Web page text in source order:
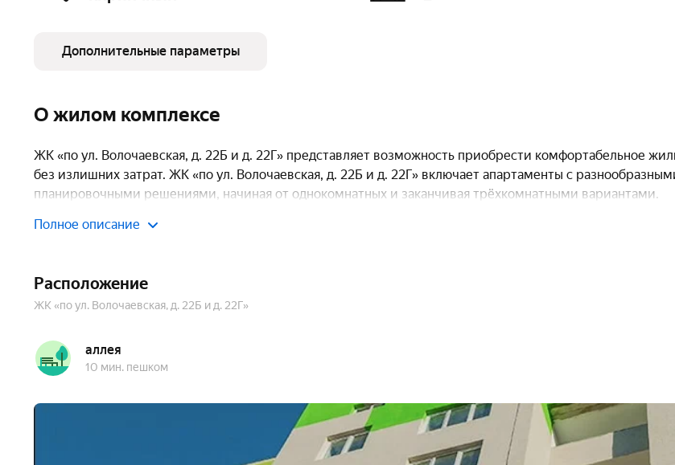
Паркинг, машиноместаесть открытый
Дополнительные параметры
О жилом комплексе
ЖК «по ул. Волочаевская, д. 22Б и д. 22Г» представляет возможность приобрести комфортабельное
без излишних затрат. ЖК «по ул. Волочаевская, д. 22Б и д. 22Г» включает апартаменты с
планировочными решениями, начиная от однокомнатных и заканчивая трёхкомнатными вариантами.
Апартаменты относятся к экономичному сегменту жилой недвижимости, что обеспечивает их
Работы по возведению комплекса уже завершены, поэтому сейчас существует возможность оформить
право собственности на апартаменты.
О застройщике
Строительство объекта осуществлялось Некоммерческой организацией «Фонд развития жилищного
строительства Республики Башкортостан». НО ФРЖС РБ официально зарегистрирована 29 июля 2014
и фокусируется на создании доступного жилья экономического класса.
Полное описание
Расположение
ЖК «по ул. Волочаевская, д. 22Б и д. 22Г»
аллея
10 мин. пешком